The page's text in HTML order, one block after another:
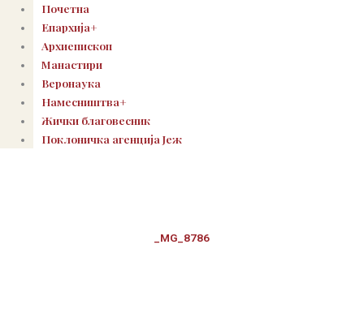
Почетна
Епархија+
Архиепископ
Манастири
Веронаука
Намесништва+
Жички благовесник
Поклоничка агенција Јеж
_MG_8786